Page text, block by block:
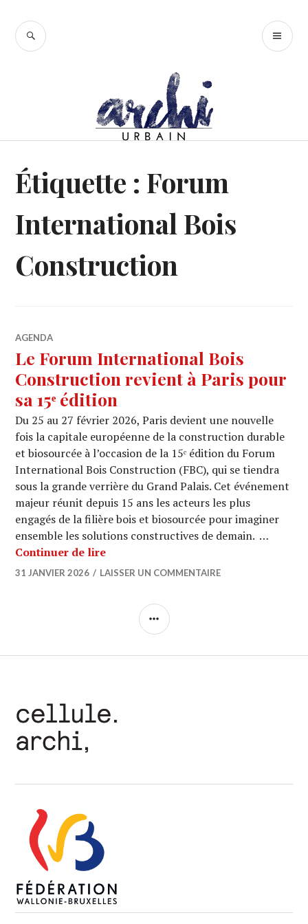
contenu
RECHERCHE
Étiquette : Forum
International Bois
Construction
AGENDA
Le Forum International Bois
Construction revient à Paris pour
sa 15ᵉ édition
Du 25 au 27 février 2026, Paris devient une nouvelle
fois la capitale européenne de la construction durable
et biosourcée à l’occasion de la 15ᵉ édition du Forum
International Bois Construction (FBC), qui se tiendra
sous la grande verrière du Grand Palais. Cet événement
majeur réunit depuis 15 ans les acteurs les plus
engagés de la filière bois et biosourcée pour imaginer
ensemble les solutions constructives de demain. …
Continuer de lireLe Forum International Bois
31 JANVIER 2026 LAISSER UN COMMENTAIRE
COLONNE